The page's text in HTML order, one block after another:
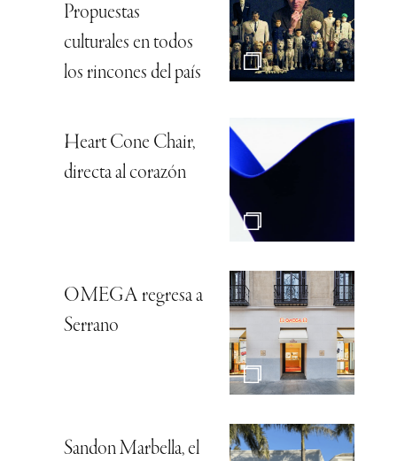
Propuestas
culturales en todos
los rincones del país
Heart Cone Chair,
directa al corazón
OMEGA regresa a
Serrano
Sandon Marbella, el